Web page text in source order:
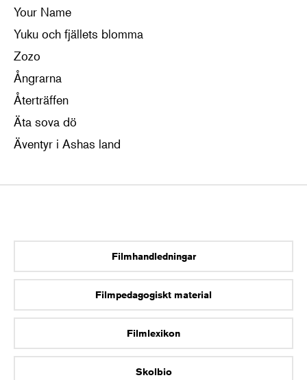
Your Name
Yuku och fjällets blomma
Zozo
Ångrarna
Återträffen
Äta sova dö
Äventyr i Ashas land
Filmhandledningar
Filmpedagogiskt material
Filmlexikon
Skolbio